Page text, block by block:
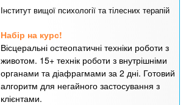
Інститут вищої психології та тілесних терапій
Набір на курс!
Вісцеральні остеопатичні техніки роботи з
животом. 15+ технік роботи з внутрішніми
органами та діафрагмами за 2 дні. Готовий
алгоритм для негайного застосування з
клієнтами.